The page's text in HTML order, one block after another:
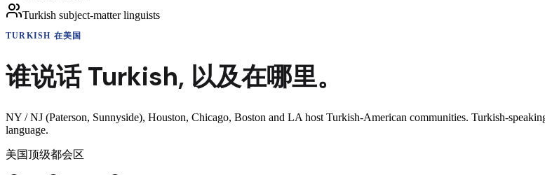
Turkish subject-matter linguists
TURKISH 在美国
谁说话Turkish, 以及在哪里。
NY / NJ (Paterson, Sunnyside), Houston, Chicago, Boston and LA host Turkish-American communities. Turkish-
language.
美国顶级都会区